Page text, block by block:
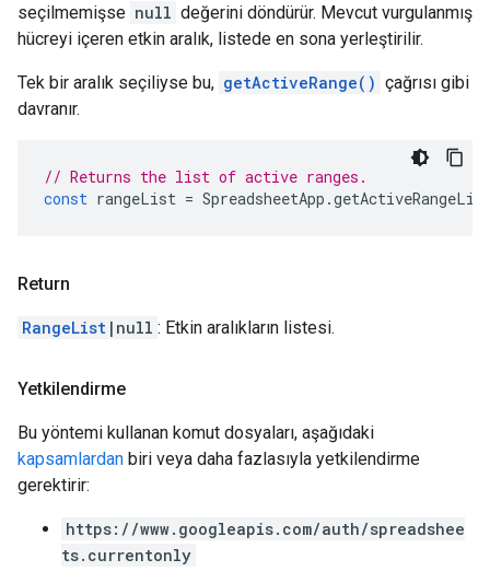
seçilmemişse null değerini döndürür. Mevcut vurgulanmış
hücreyi içeren etkin aralık, listede en sona yerleştirilir.
Tek bir aralık seçiliyse bu, getActiveRange() çağrısı gibi
davranır.
// Returns the list of active ranges.
const rangeList = SpreadsheetApp .
Return
RangeList |null : Etkin aralıkların listesi.
Yetkilendirme
Bu yöntemi kullanan komut dosyaları, aşağıdaki
kapsamlardan biri veya daha fazlasıyla yetkilendirme
gerektirir:
https://www.googleapis.com/auth/spreadshee
ts.currentonly